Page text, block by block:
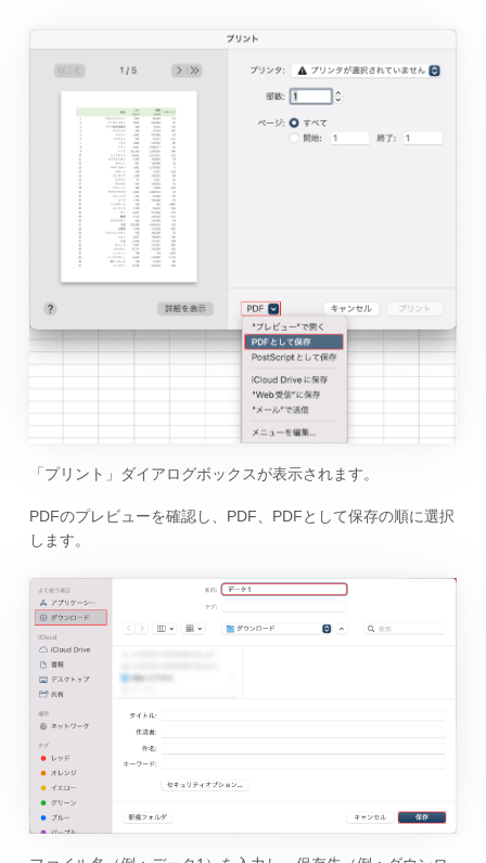
「プリント」ダイアログボックスが表示されます。
PDFのプレビューを確認し、PDF、PDFとして保存の順に選択
します。